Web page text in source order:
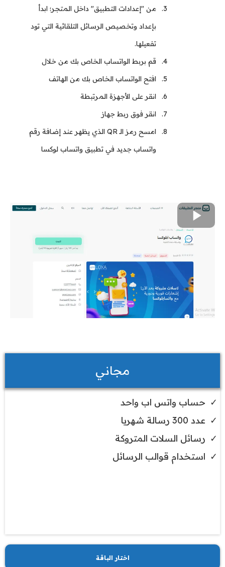
من "إعدادات التطبيق" داخل المتجر؛ ابدأ
بإعداد وتخصيص الرسائل التلقائية التي تود
تفعيلها.
قم بربط الواتساب الخاص بك من خلال
افتح الواتساب الخاص بك من الهاتف
انقر على الأجهزة المرتبطة
انقر فوق ربط جهاز
امسح رمز الـ QR الذي يظهر عند إضافة رقم
واتساب جديد في تطبيق واتساب لوكسا
مجاني
حساب واتس اب واحد
عدد 300 رسالة شهريا
رسائل السلات المتروكة
استخدام قوالب الرسائل
اختار الباقة